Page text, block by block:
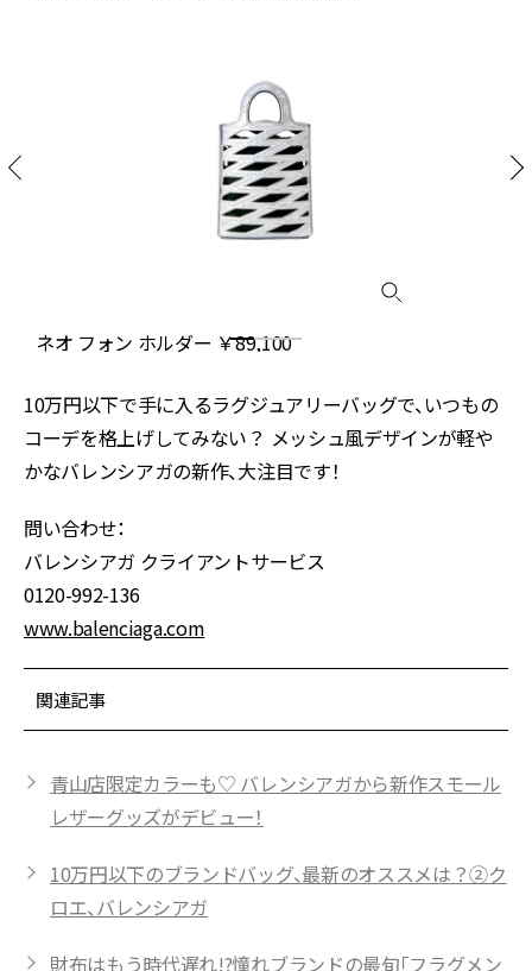
ネオ フォン ホルダー ￥89,100
10万円以下で手に入るラグジュアリーバッグで、いつもの
コーデを格上げしてみない？ メッシュ風デザインが軽や
かなバレンシアガの新作、大注目です！
問い合わせ：
バレンシアガ クライアントサービス
0120-992-136
www.balenciaga.com
関連記事
青山店限定カラーも♡ バレンシアガから新作スモール
レザーグッズがデビュー！
10万円以下のブランドバッグ、最新のオススメは？②ク
ロエ、バレンシアガ
財布はもう時代遅れ!?憧れブランドの最旬「フラグメン